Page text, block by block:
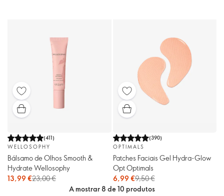
(411)
WELLOSOPHY
Bálsamo de Olhos Smooth &
Hydrate Wellosophy
13,99 €23,00 €
(390)
OPTIMALS
Patches Faciais Gel Hydra-Glow
Opt Optimals
6,99 €9,50 €
A mostrar 8 de 10 produtos